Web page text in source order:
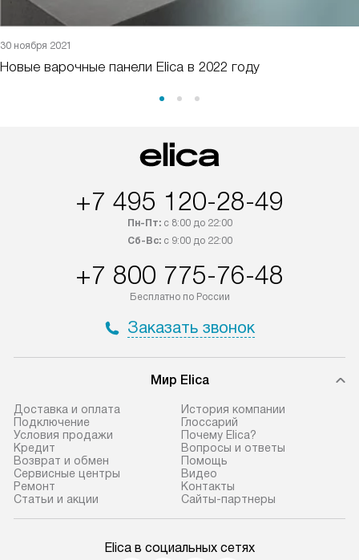
30 ноября 2021
Новые варочные панели Elica в 2022 году
+7 495 120-28-49
Пн-Пт:с 8:00 до 22:00
Сб-Вс:с 9:00 до 22:00
+7 800 775-76-48
Бесплатно по России
Заказать звонок
Мир Elica
Доставка и оплата
Подключение
Условия продажи
Кредит
Возврат и обмен
Сервисные центры
Ремонт
Статьи и акции
История компании
Глоссарий
Почему Elica?
Вопросы и ответы
Помощь
Видео
Контакты
Сайты-партнеры
Elica в социальных сетях